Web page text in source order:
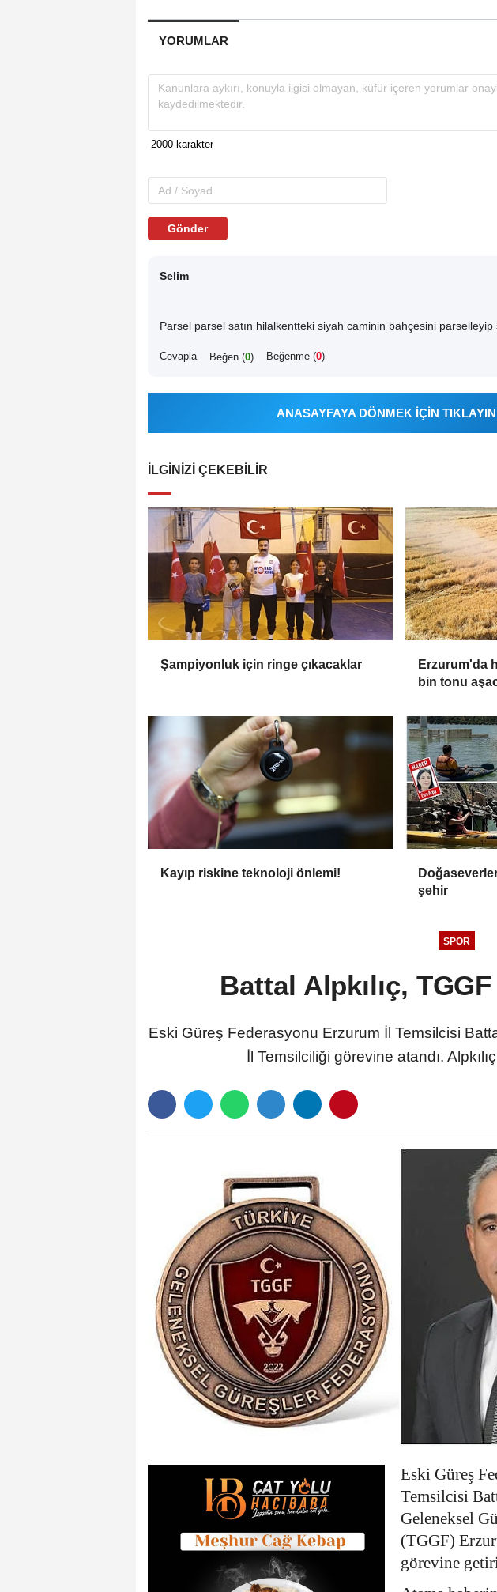
YORUMLAR
Gönder
Selim
Parsel parsel satın hilalkentteki siyah caminin bahçesini parselleyip
Cevapla Beğen (0) Beğenme (0)
ANASAYFAYA DÖNMEK İÇİN
İLGINIZI ÇEKEBILIR
Şampiyonluk için ringe çıkacaklar
Erzurum'da
bin tonu
Kayıp riskine teknoloji önlemi!
şehir
SPOR
Battal Alpkılıç,
Eski Güreş Federasyonu Erzurum İl Temsilcisi
İl Temsilciliği görevine atandı.
Eski Güreş
Temsilcisi
Geleneksel
(TGGF)
görevine